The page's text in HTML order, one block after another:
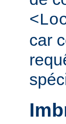
car